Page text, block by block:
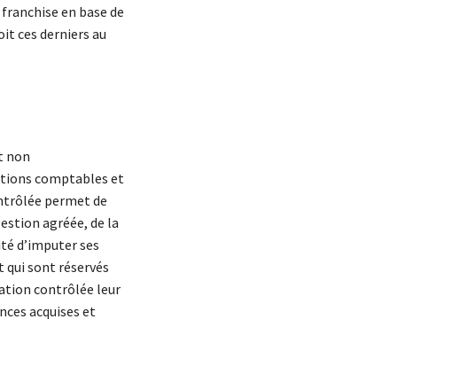
en base de
ces derniers au
non
comptables et
permet de
agréée, de la
d’imputer ses
sont réservés
contrôlée leur
acquises et